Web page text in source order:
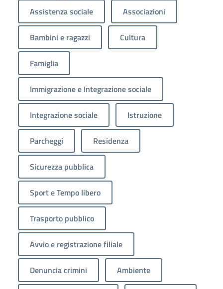
Assistenza sociale Associazioni
Bambini e ragazzi Cultura
Famiglia
Immigrazione e Integrazione sociale
Integrazione sociale Istruzione
Parcheggi Residenza
Sicurezza pubblica
Sport e Tempo libero
Trasporto pubblico
Avvio e registrazione filiale
Denuncia crimini Ambiente